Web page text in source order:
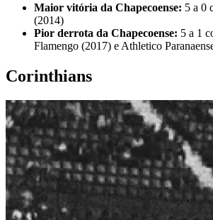
Maior vitória da Chapecoense: 5 a 0
(2014)
Pior derrota da Chapecoense: 5 a 1
Flamengo (2017) e Athletico
Corinthians